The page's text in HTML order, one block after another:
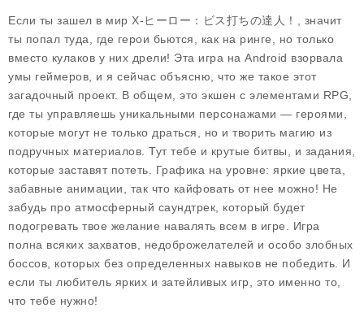
Если ты зашел в мир X-ヒーロー：ビス打ちの達人！, значит
ты попал туда, где герои бьются, как на ринге, но только
вместо кулаков у них дрели! Эта игра на Android взорвала
умы геймеров, и я сейчас объясню, что же такое этот
загадочный проект. В общем, это экшен с элементами RPG,
где ты управляешь уникальными персонажами — героями,
которые могут не только драться, но и творить магию из
подручных материалов. Тут тебе и крутые битвы, и задания,
которые заставят потеть. Графика на уровне: яркие цвета,
забавные анимации, так что кайфовать от нее можно! Не
забудь про атмосферный саундтрек, который будет
подогревать твое желание навалять всем в игре. Игра
полна всяких захватов, недоброжелателей и особо злобных
боссов, которых без определенных навыков не победить. И
если ты любитель ярких и затейливых игр, это именно то,
что тебе нужно!